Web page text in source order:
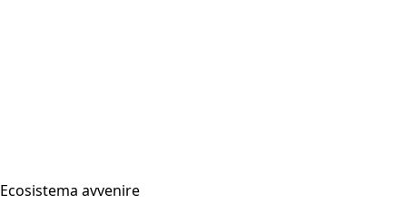
Ecosistema avvenire